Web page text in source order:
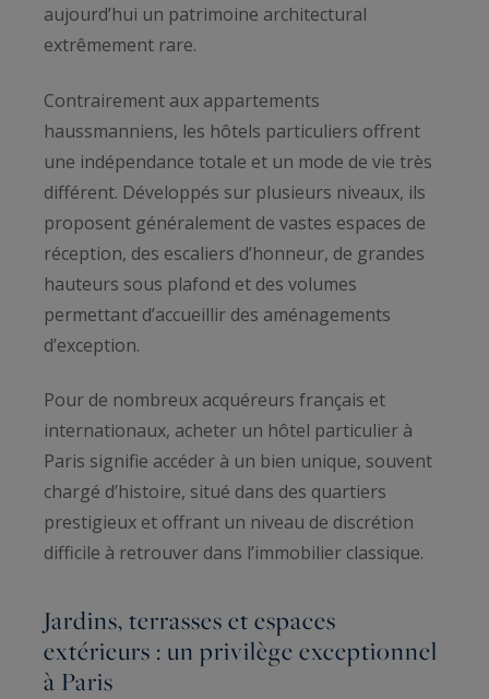
aujourd’hui un patrimoine architectural
extrêmement rare.
Contrairement aux appartements
haussmanniens, les hôtels particuliers offrent
une indépendance totale et un mode de vie très
différent. Développés sur plusieurs niveaux, ils
proposent généralement de vastes espaces de
réception, des escaliers d’honneur, de grandes
hauteurs sous plafond et des volumes
permettant d’accueillir des aménagements
d’exception.
Pour de nombreux acquéreurs français et
internationaux, acheter un hôtel particulier à
Paris signifie accéder à un bien unique, souvent
chargé d’histoire, situé dans des quartiers
prestigieux et offrant un niveau de discrétion
difficile à retrouver dans l’immobilier classique.
Jardins, terrasses et espaces
extérieurs : un privilège exceptionnel
à Paris